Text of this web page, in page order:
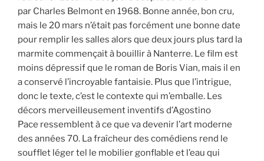
par Charles Belmont en 1968. Bonne année, bon cru,
mais le 20 mars n’était pas forcément une bonne date
pour remplir les salles alors que deux jours plus tard la
marmite commençait à bouillir à Nanterre. Le film est
moins dépressif que le roman de Boris Vian, mais il en
a conservé l’incroyable fantaisie. Plus que l’intrigue,
donc le texte, c’est le contexte qui m’emballe. Les
décors merveilleusement inventifs d’Agostino
Pace ressemblent à ce que va devenir l’art moderne
des années 70. La fraîcheur des comédiens rend le
soufflet léger tel le mobilier gonflable et l’eau qui